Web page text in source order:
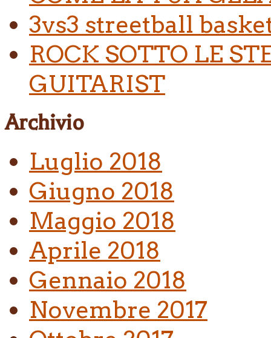
3vs3 streetball
ROCK SOTTO LE
GUITARIST
Archivio
Luglio 2018
Giugno 2018
Maggio 2018
Aprile 2018
Gennaio 2018
Novembre 2017